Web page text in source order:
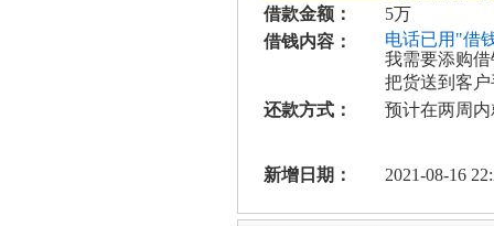
借款金额：
5万
借钱内容：
电话已用"借
我需要添购
把货送到客
还款方式：
预计在两周
新增日期： 2021-08-16